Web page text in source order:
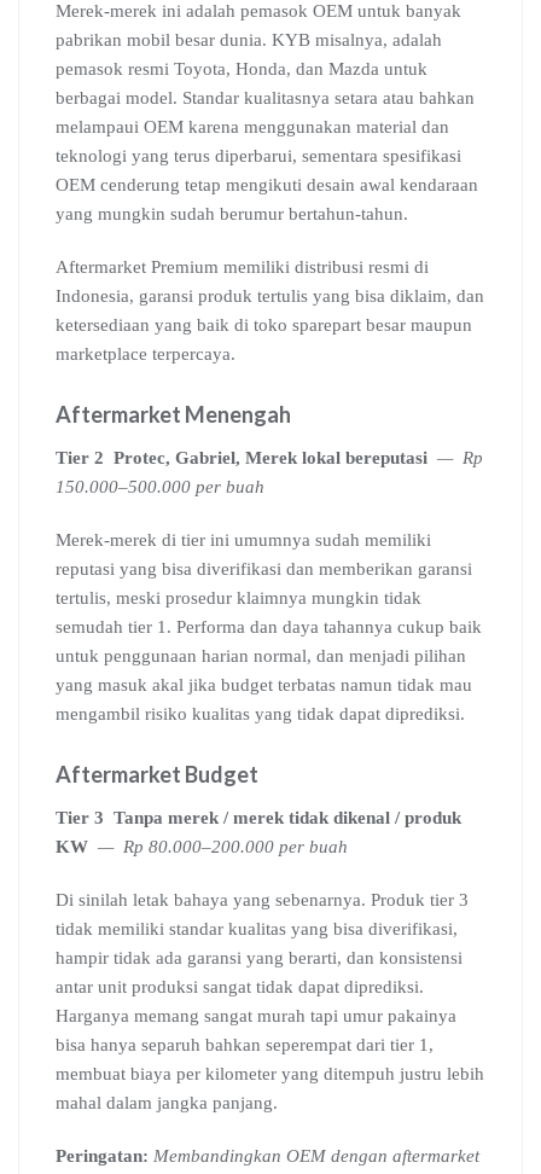
Merek-merek ini adalah pemasok OEM untuk banyak
pabrikan mobil besar dunia. KYB misalnya, adalah
pemasok resmi Toyota, Honda, dan Mazda untuk
berbagai model. Standar kualitasnya setara atau bahkan
melampaui OEM karena menggunakan material dan
teknologi yang terus diperbarui, sementara spesifikasi
OEM cenderung tetap mengikuti desain awal kendaraan
yang mungkin sudah berumur bertahun-tahun.
Aftermarket Premium memiliki distribusi resmi di
Indonesia, garansi produk tertulis yang bisa diklaim, dan
ketersediaan yang baik di toko sparepart besar maupun
marketplace terpercaya.
Aftermarket Menengah
Tier 2 Protec, Gabriel, Merek lokal bereputasi — Rp
150.000–500.000 per buah
Merek-merek di tier ini umumnya sudah memiliki
reputasi yang bisa diverifikasi dan memberikan garansi
tertulis, meski prosedur klaimnya mungkin tidak
semudah tier 1. Performa dan daya tahannya cukup baik
untuk penggunaan harian normal, dan menjadi pilihan
yang masuk akal jika budget terbatas namun tidak mau
mengambil risiko kualitas yang tidak dapat diprediksi.
Aftermarket Budget
Tier 3 Tanpa merek / merek tidak dikenal / produk
KW — Rp 80.000–200.000 per buah
Di sinilah letak bahaya yang sebenarnya. Produk tier 3
tidak memiliki standar kualitas yang bisa diverifikasi,
hampir tidak ada garansi yang berarti, dan konsistensi
antar unit produksi sangat tidak dapat diprediksi.
Harganya memang sangat murah tapi umur pakainya
bisa hanya separuh bahkan seperempat dari tier 1,
membuat biaya per kilometer yang ditempuh justru lebih
mahal dalam jangka panjang.
Peringatan: Membandingkan OEM dengan aftermarket